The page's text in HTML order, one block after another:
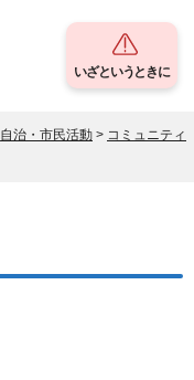
いざというときに
自治・市民活動 > コミュニティ